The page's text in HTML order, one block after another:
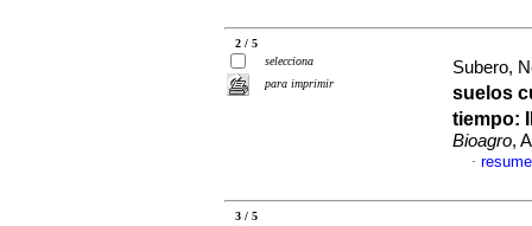
2 / 5
selecciona
para imprimir
Subero,
suelos
tiempo:
Bioagro,
·
3 / 5